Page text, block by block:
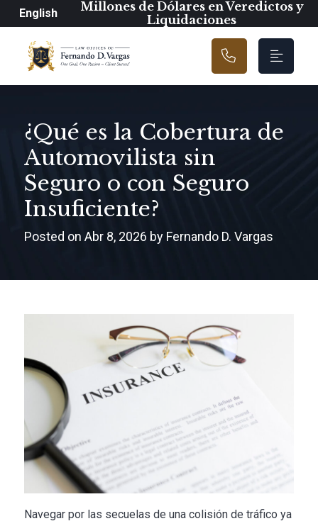
Navegación
English
Millones de Dólares en Veredictos y
Liquidaciones
¿Qué es la Cobertura de
Automovilista sin
Seguro o con Seguro
Insuficiente?
Posted on Abr 8, 2026 by Fernando D. Vargas
Navegar por las secuelas de una colisión de tráfico ya